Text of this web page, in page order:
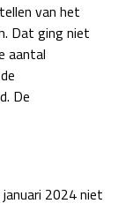
van het
Dat ging niet
aantal
De
2024 niet